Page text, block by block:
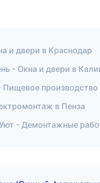
и двери в Краснодар
- Окна и двери в
производство
в Пенза
- Демонтажные